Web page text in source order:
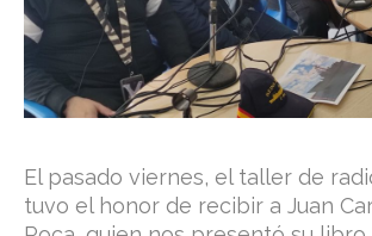
El pasado viernes, el taller de
tuvo el honor de recibir a Juan